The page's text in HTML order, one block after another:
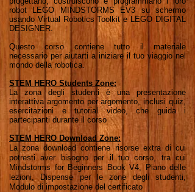
robot LEGO MINDSTORMS EV3 su schermo
usando Virtual Robotics Toolkit e LEGO DIGITAL
DESIGNER.
Questo corso contiene tutto il materiale
necessario per aiutarti a iniziare il tuo viaggio nel
mondo della robotica.
STEM HERO Students Zone:
La zona degli studenti è una presentazione
interattiva argomento per argomento, inclusi quiz,
esercitazioni e tutorial video, che guida i
partecipanti durante il corso
STEM HERO Download Zone:
La zona download contiene risorse extra di cui
potresti aver bisogno per il tuo corso, tra cui
Mindstorms for Beginners Book V4, Piano delle
lezioni, Dispense per le zone degli studenti,
Modulo di impostazione del certificato